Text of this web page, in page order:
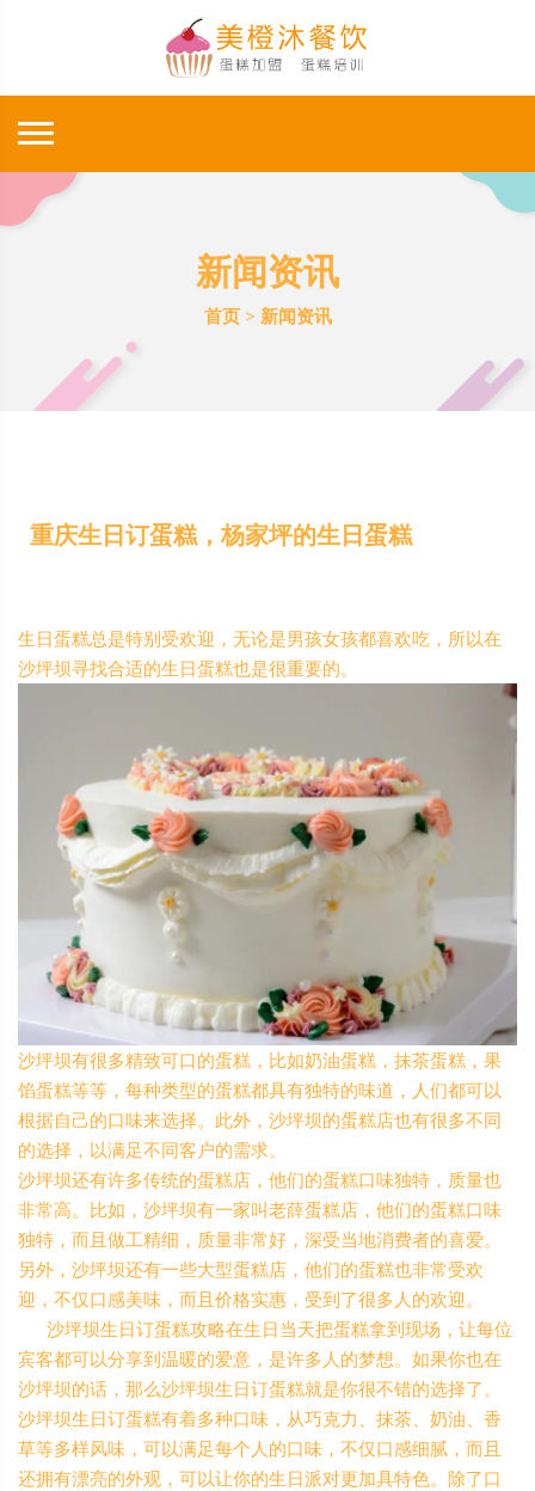
新闻资讯
首页> 新闻资讯
重庆生日订蛋糕，杨家坪的生日蛋糕
生日蛋糕总是特别受欢迎，无论是男孩女孩都喜欢吃，所以在
沙坪坝寻找合适的生日蛋糕也是很重要的。
沙坪坝有很多精致可口的蛋糕，比如奶油蛋糕，抹茶蛋糕，果
馅蛋糕等等，每种类型的蛋糕都具有独特的味道，人们都可以
根据自己的口味来选择。此外，沙坪坝的蛋糕店也有很多不同
的选择，以满足不同客户的需求。
沙坪坝还有许多传统的蛋糕店，他们的蛋糕口味独特，质量也
非常高。比如，沙坪坝有一家叫老薛蛋糕店，他们的蛋糕口味
独特，而且做工精细，质量非常好，深受当地消费者的喜爱。
另外，沙坪坝还有一些大型蛋糕店，他们的蛋糕也非常受欢
迎，不仅口感美味，而且价格实惠，受到了很多人的欢迎。
沙坪坝生日订蛋糕攻略在生日当天把蛋糕拿到现场，让每位
宾客都可以分享到温暖的爱意，是许多人的梦想。如果你也在
沙坪坝的话，那么沙坪坝生日订蛋糕就是你很不错的选择了。
沙坪坝生日订蛋糕有着多种口味，从巧克力、抹茶、奶油、香
草等多样风味，可以满足每个人的口味，不仅口感细腻，而且
还拥有漂亮的外观，可以让你的生日派对更加具特色。除了口